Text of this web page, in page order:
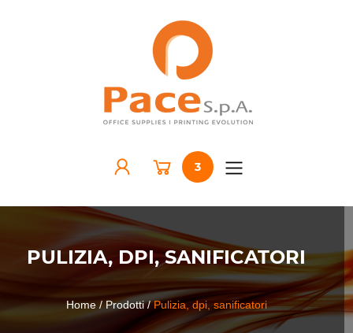
3
PULIZIA, DPI, SANIFICATORI
Home / Prodotti / Pulizia, dpi, sanificatori